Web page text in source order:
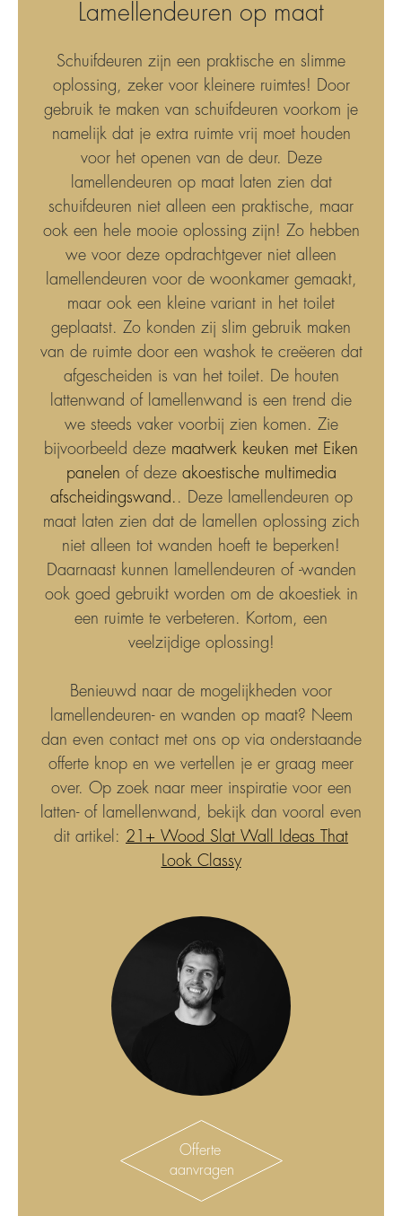
Lamellendeuren op maat
Schuifdeuren zijn een praktische en slimme
oplossing, zeker voor kleinere ruimtes! Door
gebruik te maken van schuifdeuren voorkom je
namelijk dat je extra ruimte vrij moet houden
voor het openen van de deur. Deze
lamellendeuren op maat laten zien dat
schuifdeuren niet alleen een praktische, maar
ook een hele mooie oplossing zijn! Zo hebben
we voor deze opdrachtgever niet alleen
lamellendeuren voor de woonkamer gemaakt,
maar ook een kleine variant in het toilet
geplaatst. Zo konden zij slim gebruik maken
van de ruimte door een washok te creëeren dat
afgescheiden is van het toilet. De houten
lattenwand of lamellenwand is een trend die
we steeds vaker voorbij zien komen. Zie
bijvoorbeeld deze maatwerk keuken met Eiken
panelen of deze akoestische multimedia
afscheidingswand. . Deze lamellendeuren op
maat laten zien dat de lamellen oplossing zich
niet alleen tot wanden hoeft te beperken!
Daarnaast kunnen lamellendeuren of -wanden
ook goed gebruikt worden om de akoestiek in
een ruimte te verbeteren. Kortom, een
veelzijdige oplossing!
Benieuwd naar de mogelijkheden voor
lamellendeuren- en wanden op maat? Neem
dan even contact met ons op via onderstaande
offerte knop en we vertellen je er graag meer
over. Op zoek naar meer inspiratie voor een
latten- of lamellenwand, bekijk dan vooral even
dit artikel: 21+ Wood Slat Wall Ideas That
Look Classy
Offerte
aanvragen